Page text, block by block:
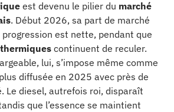
est devenu le pilier du marché
. Début 2026, sa part de marché
progression est nette, pendant que
continuent de reculer.
lui, s’impose même comme
diffusée en 2025 avec près de
Le diesel, autrefois roi, disparaît
que l’essence se maintient